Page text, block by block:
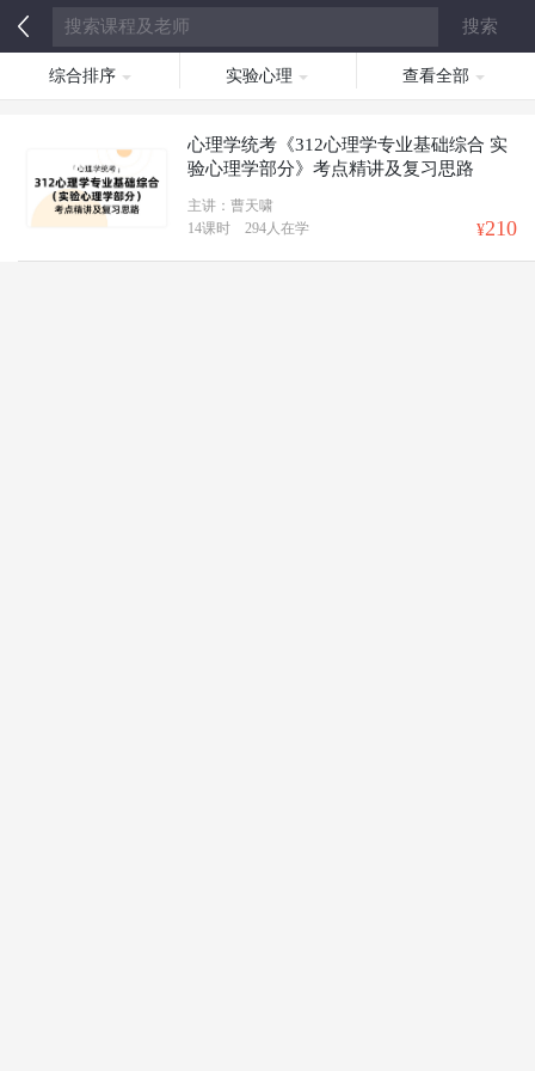
综合排序 实验心理 查看全部
心理学统考《312心理学专业基础综合 实
验心理学部分》考点精讲及复习思路
主讲：曹天啸
¥210
14课时 294人在学